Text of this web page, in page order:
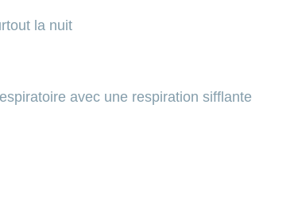
la nuit
avec une respiration sifflante